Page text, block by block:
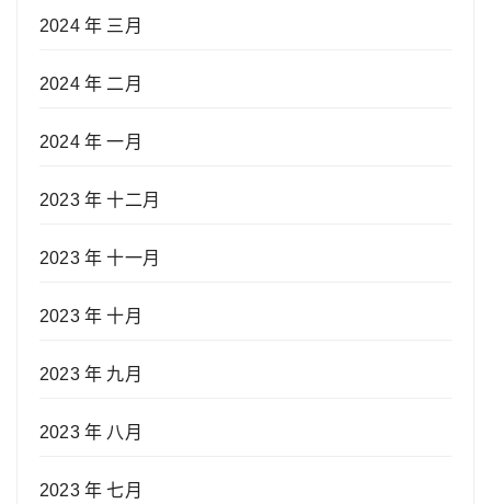
2024 年 三月
2024 年 二月
2024 年 一月
2023 年 十二月
2023 年 十一月
2023 年 十月
2023 年 九月
2023 年 八月
2023 年 七月